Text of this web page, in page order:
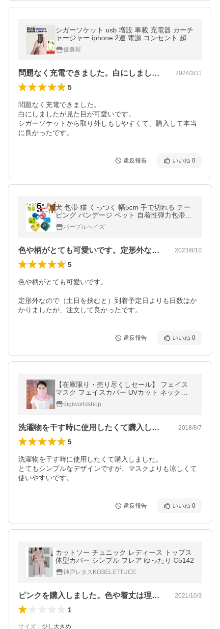
シガーソケット usb 増設 車載 充電器 カーチ
ャージャー iphone 2連 電源 コンセント 超小
型 3.1A 4.8A PD QC3.0 急速 高速 12V/24V
車用 ミニ スマホ
優選屋
問題なく充電できました。白にしましたが… 2024/3/11
5
問題なく充電できました。
白にしましたが見た目が可愛いです。
シガーソケットから取り外しもしやすくて、購入して本当
に良かったです。
違反報告 いいね 0
犬 包帯 猫 くっつく 幅5cm 手で切れる テー
ピング バンデージ ペット 自着性弾力包帯テ
ープ 6巻 不織布 伸縮性 通気性 怪我 傷舐め
防止 保護 伸縮包帯
パープルヘイズ
色や柄がとても可愛いです。定形外なので… 2023/8/10
5
色や柄がとても可愛いです。
定形外なので（土日を挟むと）到着予定日よりも日数はか
かりましたが、注文して良かったです。
違反報告 いいね 0
【在庫限り・売り尽くしセール】 フェイス
マスク フェイスカバー UVカット ネックカ
ード レディース 日焼け防止 紫外線対策 クー
ルdigiworldshop
洗濯物を干す時に使用したくて購入しまし… 2018/8/7
5
洗濯物を干す時に使用したくて購入しました。
とてもシンプルなデザインですが、マスクよりも涼しくて
使いやすいです。
違反報告 いいね 0
カットソー チュニック レディース トップス
体型カバー シンプル フレア ゆったり C5142
神戸レタスKOBELETTUCE
ピンクを購入しました。色や着丈は理想的… 2021/10/3
1
サイズ ： 少し大きめ